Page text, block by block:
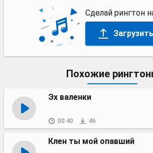
Сделай рингтон
Похожие
Эх валенки
00:40 46
Клен ты мой опавший